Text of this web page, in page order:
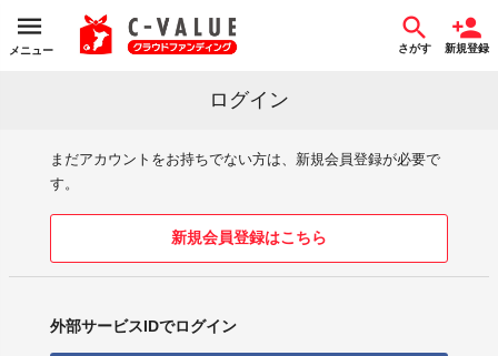
メニュー さがす 新規登録
ログイン
まだアカウントをお持ちでない方は、新規会員登録が必要で
す。
新規会員登録はこちら
外部サービスIDでログイン